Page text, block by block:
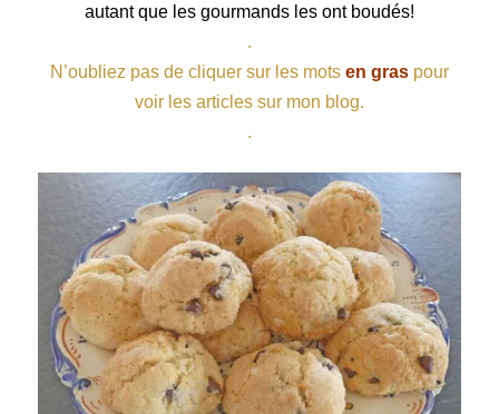
autant que les gourmands les ont boudés!
.
N’oubliez pas de cliquer sur les mots en graspour
voir les articles sur mon blog.
.